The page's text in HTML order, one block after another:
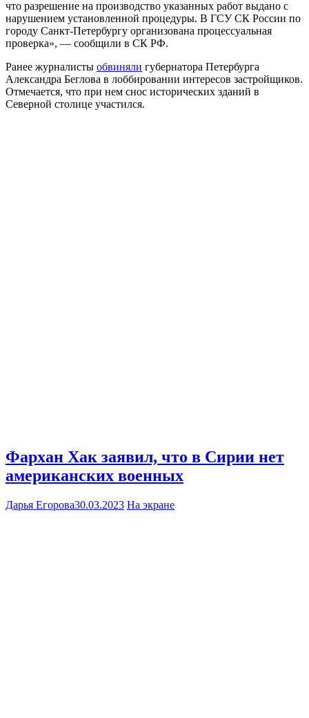
что разрешение на производство указанных работ выдано с
нарушением установленной процедуры. В ГСУ СК России по
городу Санкт-Петербургу организована процессуальная
проверка», — сообщили в СК РФ.
Ранее журналисты обвиняли губернатора Петербурга
Александра Беглова в лоббировании интересов застройщиков.
Отмечается, что при нем снос исторических зданий в
Северной столице участился.
Фархан Хак заявил, что в Сирии нет
американских военных
Дарья Егорова30.03.2023 На экране